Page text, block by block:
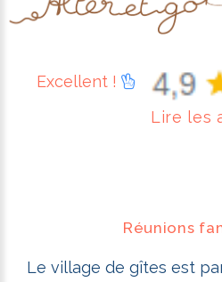
Excellent !
Lire les
Réunions
Le village de gîtes est